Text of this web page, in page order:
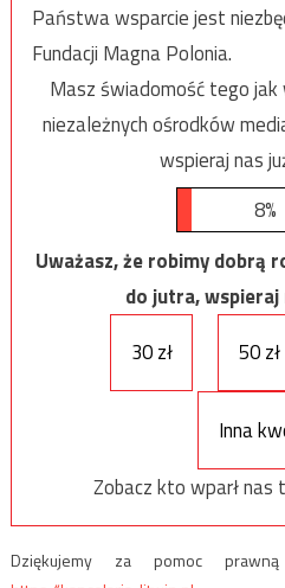
Państwa wsparcie jest
Fundacji Magna Polonia.
Masz świadomość tego
niezależnych ośrodków
wspieraj nas
8%
Uważasz, że robimy dobrą
do jutra, wspieraj
30 zł
50 zł
Inna
Zobacz kto wparł nas
Dziękujemy za pomoc